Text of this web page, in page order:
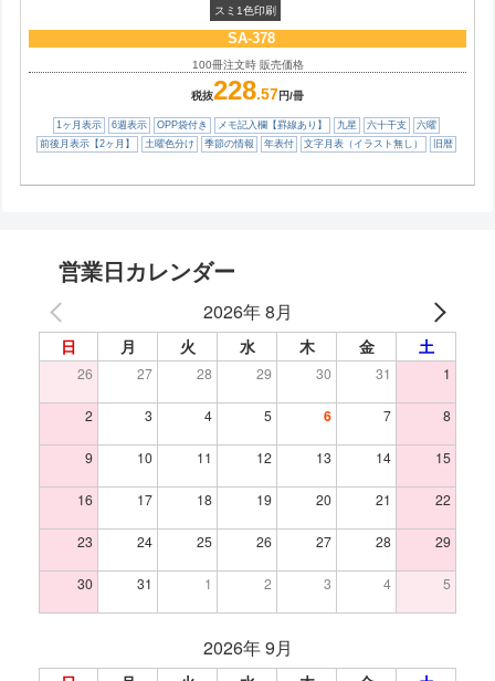
スミ1色印刷
SA-378
100冊注文時 販売価格
税抜228.57円/冊
1ヶ月表示 6週表示 OPP袋付き メモ記入欄【罫線あり】 九星 六十干支
六曜
前後月表示【2ヶ月】
土曜色分け 季節の情報 年表付 文字月表（イラスト無し） 旧暦
営業日カレンダー
2026年 8月
日 月 火 水 木 金 土
26 27 28 29 30 31 1
2 3 4 5 6 7 8
9 10 11 12 13 14 15
16 17 18 19 20 21 22
23 24 25 26 27 28 29
30 31 1 2 3 4 5
2026年 9月